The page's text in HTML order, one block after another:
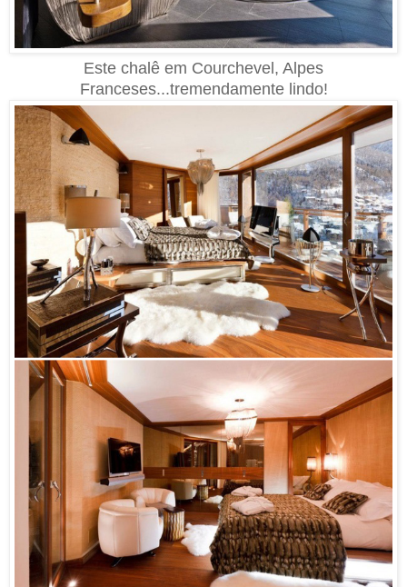
Este chalê em Courchevel, Alpes
Franceses...tremendamente lindo!